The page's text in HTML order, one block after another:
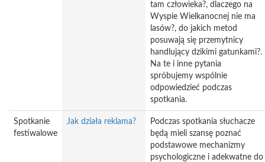
tam człowieka?, dlaczego na
Wyspie Wielkanocnej nie ma
lasów?, do jakich metod
posuwają się przemytnicy
handlujący dzikimi gatunkami?.
Na te i inne pytania
spróbujemy wspólnie
odpowiedzieć podczas
spotkania.
Spotkanie
festiwalowe
Jak działa reklama?
Podczas spotkania słuchacze
będą mieli szansę poznać
podstawowe mechanizmy
psychologiczne i adekwatne do